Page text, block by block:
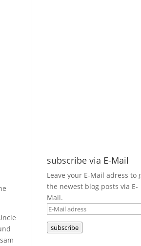
subscribe via E-Mail
Leave your E-Mail adress to
the newest blog posts via E-
Mail.
E-
Mail
adress
subscribe